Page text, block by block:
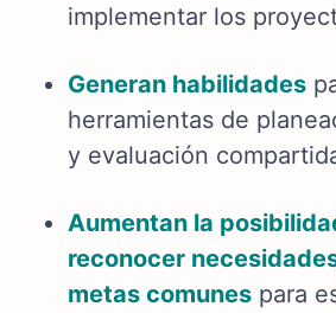
implementar los
Generan habilidades
herramientas de
y evaluación
Aumentan la
reconocer
metas comunes para